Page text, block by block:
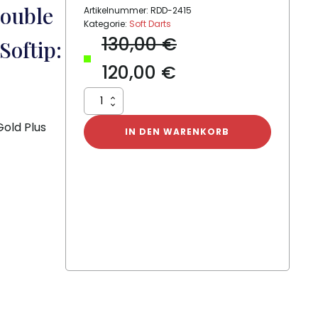
Plus
Artikelnummer: RDD-2415
Kategorie: Soft Darts
130,00€
120,00 €
Peter
Wright
Snakebite
Menge
IN DEN WARENKORB